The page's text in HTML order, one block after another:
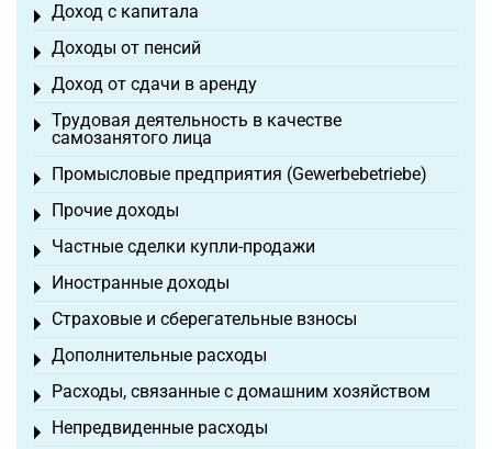
Доход с капитала
Toggle menu
Доходы от пенсий
Toggle menu
Доход от сдачи в аренду
Toggle menu
Трудовая деятельность в качестве
самозанятого лица
Toggle menu
Промысловые предприятия (Gewerbebetriebe)
Toggle menu
Прочие доходы
Toggle menu
Частные сделки купли-продажи
Toggle menu
Иностранные доходы
Toggle menu
Страховые и сберегательные взносы
Toggle menu
Дополнительные расходы
Toggle menu
Расходы, связанные с домашним хозяйством
Toggle menu
Непредвиденные расходы
Toggle menu